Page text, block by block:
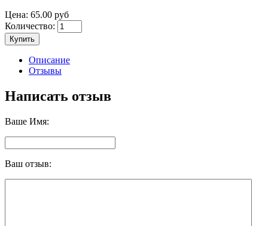
Цена: 65.00 руб
Количество:
Купить
Описание
Отзывы
Написать отзыв
Ваше Имя:
Ваш отзыв: